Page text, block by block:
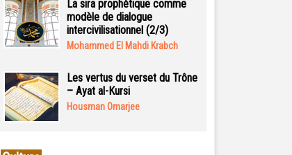
La sira prophétique comme
modèle de dialogue
intercivilisationnel (2/3)
Mohammed El Mahdi Krabch
Les vertus du verset du Trône
– Ayat al-Kursi
Housman Omarjee